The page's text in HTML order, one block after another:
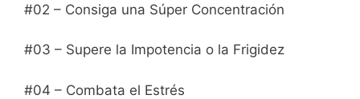
#02 – Consiga una Súper Concentración
#03 – Supere la Impotencia o la Frigidez
#04 – Combata el Estrés